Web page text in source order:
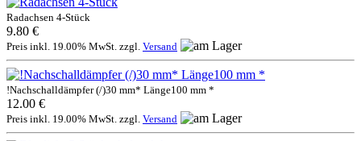
Radachsen 4-Stück
9.80 €
Preis inkl. 19.00% MwSt. zzgl. Versand
!Nachschalldämpfer (/)30 mm* Länge100 mm *
12.00 €
Preis inkl. 19.00% MwSt. zzgl. Versand